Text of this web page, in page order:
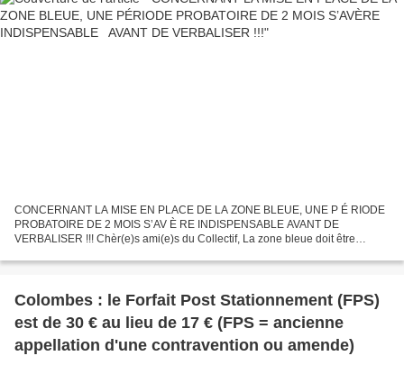
CONCERNANT LA MISE EN PLACE DE LA ZONE BLEUE, UNE P É RIODE
PROBATOIRE DE 2 MOIS S’AV È RE INDISPENSABLE AVANT DE
VERBALISER !!! Chèr(e)s ami(e)s du Collectif, La zone bleue doit être
Colombes : le Forfait Post Stationnement (FPS)
est de 30 € au lieu de 17 € (FPS = ancienne
appellation d'une contravention ou amende)